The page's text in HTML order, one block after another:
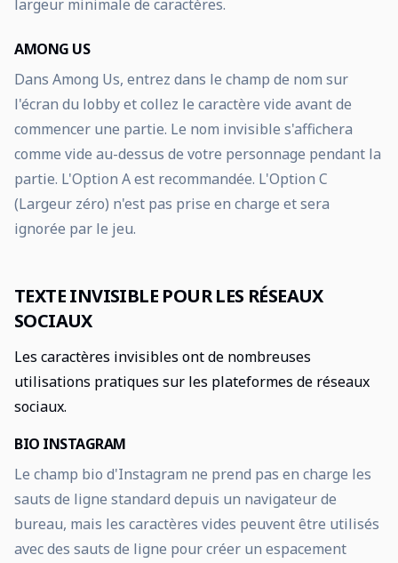
largeur minimale de caractères.
AMONG US
Dans Among Us, entrez dans le champ de nom sur
l'écran du lobby et collez le caractère vide avant de
commencer une partie. Le nom invisible s'affichera
comme vide au-dessus de votre personnage pendant la
partie. L'Option A est recommandée. L'Option C
(Largeur zéro) n'est pas prise en charge et sera
ignorée par le jeu.
TEXTE INVISIBLE POUR LES RÉSEAUX
SOCIAUX
Les caractères invisibles ont de nombreuses
utilisations pratiques sur les plateformes de réseaux
sociaux.
BIO INSTAGRAM
Le champ bio d'Instagram ne prend pas en charge les
sauts de ligne standard depuis un navigateur de
bureau, mais les caractères vides peuvent être utilisés
avec des sauts de ligne pour créer un espacement